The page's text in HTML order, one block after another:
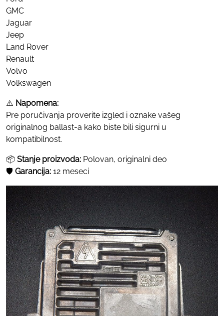
GMC
Jaguar
Jeep
Land Rover
Renault
Volvo
Volkswagen
⚠️ Napomena:
Pre poručivanja proverite izgled i oznake vašeg
originalnog ballast-a kako biste bili sigurni u
kompatibilnost.
📦 Stanje proizvoda: Polovan, originalni deo
🛡 Garancija: 12 meseci